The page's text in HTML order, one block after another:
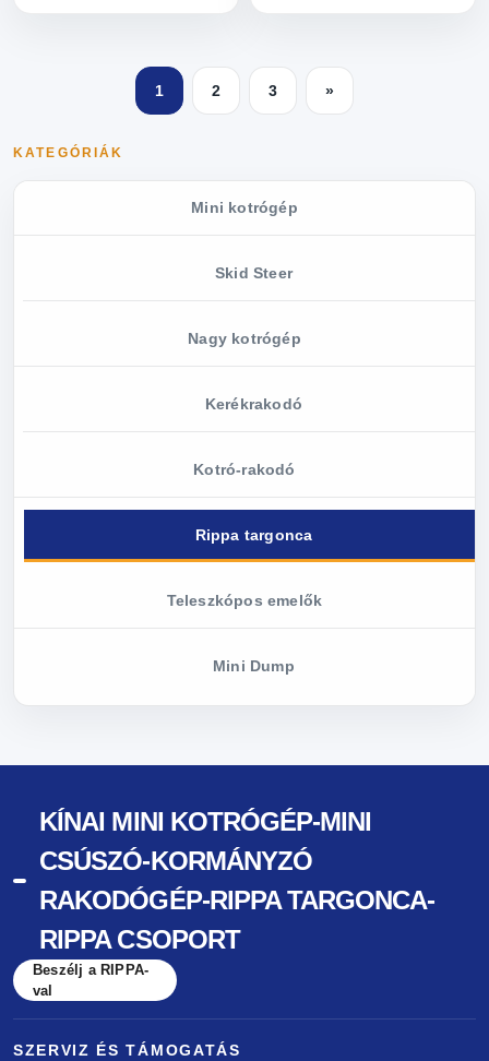
KATEGÓRIÁK
Mini kotrógép
Skid Steer
Nagy kotrógép
Kerékrakodó
Kotró-rakodó
Rippa targonca
Teleszkópos emelők
Mini Dump
1 2 3 »
KÍNAI MINI KOTRÓGÉP-MINI
CSÚSZÓ-KORMÁNYZÓ
RAKODÓGÉP-RIPPA TARGONCA-
RIPPA CSOPORT
Beszélj a RIPPA-
val
SZERVIZ ÉS TÁMOGATÁS